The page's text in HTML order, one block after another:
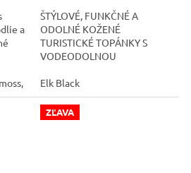
a
Bright Orange
ŠTÝLOVÉ, FUNKČNÉ A
ODOLNÉ KOŽENÉ
TURISTICKÉ TOPÁNKY S
VODEODOLNOU
MEDZIPORÁŽKOU
LIVELYFOAM™ A LISOVANOU
TVAROVANOU
PODRÁŽKOU...
Elk Black
ZĽAVA